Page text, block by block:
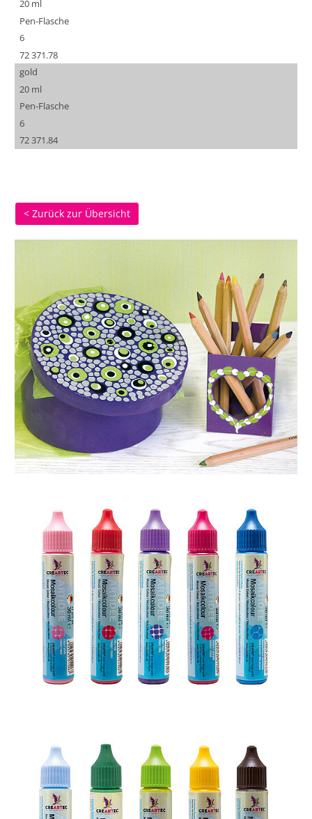
20 ml
Pen-Flasche
6
72 371.78
gold
20 ml
Pen-Flasche
6
72 371.84
< Zurück zur Übersicht